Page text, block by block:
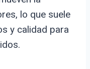
lo que suele
y calidad para